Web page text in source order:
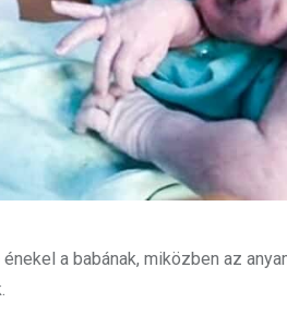
a babának, miközben az